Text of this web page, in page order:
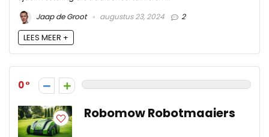
Jaap de Groot
augustus 23, 2024 2
LEES MEER +
0
Robomow Robotmaaiers